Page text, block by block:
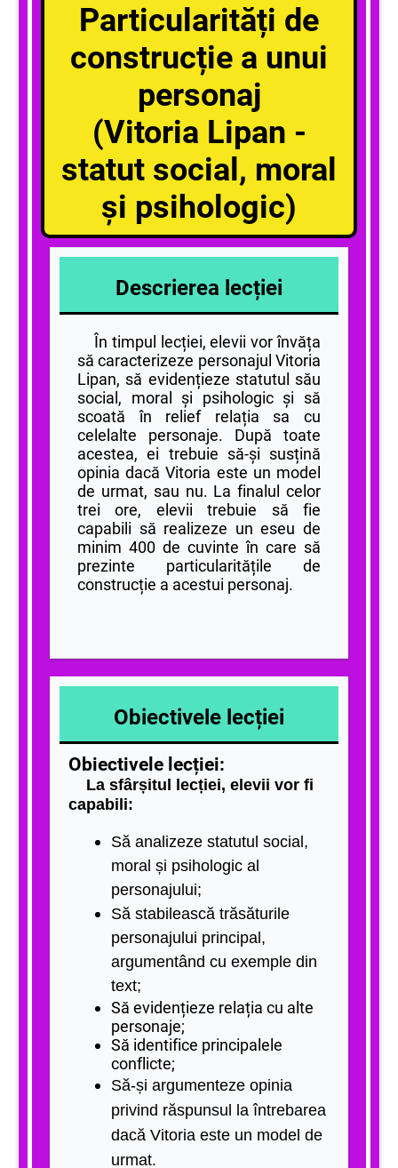
Particularități de
construcție a unui
personaj
(Vitoria Lipan -
statut social, moral
și psihologic)
Descrierea lecției
În timpul lecției, elevii vor învăța
să caracterizeze personajul Vitoria
Lipan, să evidențieze statutul său
social, moral și psihologic și să
scoată în relief relația sa cu
celelalte personaje. După toate
acestea, ei trebuie să-și susțină
opinia dacă Vitoria este un model
de urmat, sau nu. La finalul celor
trei ore, elevii trebuie să fie
capabili să realizeze un eseu de
minim 400 de cuvinte în care să
prezinte particularitățile de
construcție a acestui personaj.
Obiectivele lecției
Obiectivele lecției:
La sfârșitul lecției, elevii vor fi
capabili:
Să analizeze statutul social,
moral și psihologic al
personajului;
Să stabilească trăsăturile
personajului principal,
argumentând cu exemple din
text;
Să evidențieze relația cu alte
personaje;
Să identifice principalele
conflicte;
Să-și argumenteze opinia
privind răspunsul la întrebarea
dacă Vitoria este un model de
urmat.